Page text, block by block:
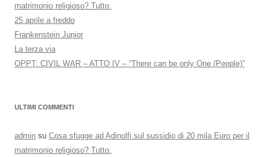
matrimonio religioso? Tutto.
25 aprile a freddo
Frankenstein Junior
La terza via
OPPT: CIVIL WAR – ATTO IV – “There can be only One (People)”
ULTIMI COMMENTI
admin su Cosa sfugge ad Adinolfi sul sussidio di 20 mila Euro per il
matrimonio religioso? Tutto.